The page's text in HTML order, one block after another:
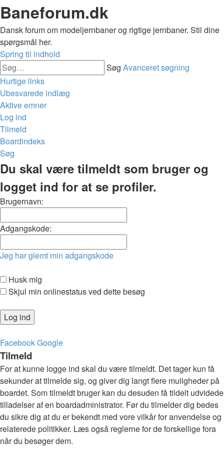
Baneforum.dk
Dansk forum om modeljernbaner og rigtige jernbaner. Stil dine
spørgsmål her.
Spring til indhold
Søg Avanceret søgning
Hurtige links
Ubesvarede indlæg
Aktive emner
Log ind
Tilmeld
Boardindeks
Søg
Du skal være tilmeldt som bruger og
logget ind for at se profiler.
Brugernavn:
Adgangskode:
Jeg har glemt min adgangskode
Husk mig
Skjul min onlinestatus ved dette besøg
FacebookGoogle
Tilmeld
For at kunne logge ind skal du være tilmeldt. Det tager kun få
sekunder at tilmelde sig, og giver dig langt flere muligheder på
boardet. Som tilmeldt bruger kan du desuden få tildelt udvidede
tilladelser af en boardadministrator. Før du tilmelder dig bedes
du sikre dig at du er bekendt med vore vilkår for anvendelse og
relaterede politikker. Læs også reglerne for de forskellige fora
når du besøger dem.